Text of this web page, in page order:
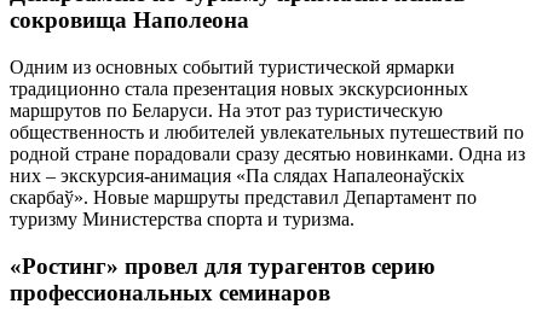
сокровища Наполеона
Одним из основных событий туристической ярмарки
традиционно стала презентация новых экскурсионных
маршрутов по Беларуси. На этот раз туристическую
общественность и любителей увле­кательных путешествий по
родной стране порадовали сразу десятью новинками. Одна из
них – экскурсия-анимация «Па слядах Напалеонаўскіх
скарбаў». Новые маршруты представил Департамент по
туризму Министерства спорта и туризма.
«Ростинг» провел для турагентов серию
профессиональных семинаров